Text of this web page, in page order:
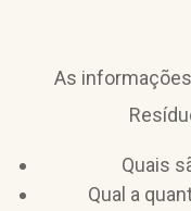
As
Quais
Qual a